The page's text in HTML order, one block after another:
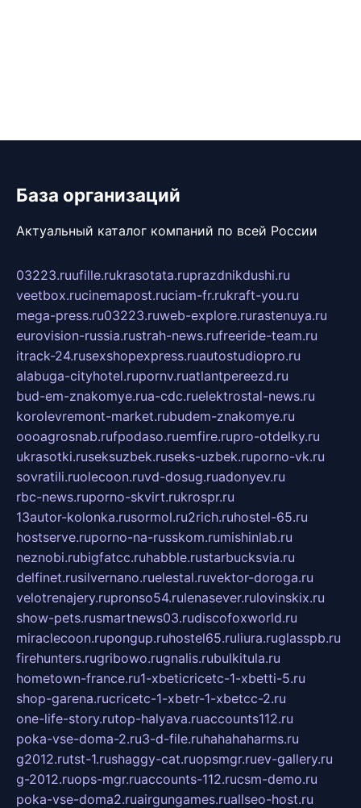
База организаций
Актуальный каталог компаний по всей России
03223.ruufille.rukrasotata.ruprazdnikdushi.ru
veetbox.rucinemapost.ruciam-fr.rukraft-you.ru
mega-press.ru03223.ruweb-explore.rurastenuya.ru
eurovision-russia.rustrah-news.rufreeride-team.ru
itrack-24.rusexshopexpress.ruautostudiopro.ru
alabuga-cityhotel.rupornv.ruatlantpereezd.ru
bud-em-znakomye.rua-cdc.ruelektrostal-news.ru
korolevremont-market.rubudem-znakomye.ru
oooagrosnab.rufpodaso.ruemfire.rupro-otdelky.ru
ukrasotki.ruseksuzbek.ruseks-uzbek.ruporno-vk.ru
sovratili.ruolecoon.ruvd-dosug.ruadonyev.ru
rbc-news.ruporno-skvirt.rukrospr.ru
13autor-kolonka.rusormol.ru2rich.ruhostel-65.ru
hostserve.ruporno-na-russkom.rumishinlab.ru
neznobi.rubigfatcc.ruhabble.rustarbucksvia.ru
delfinet.rusilvernano.ruelestal.ruvektor-doroga.ru
velotrenajery.rupronso54.rulenasever.rulovinskix.ru
show-pets.rusmartnews03.rudiscofoxworld.ru
miraclecoon.rupongup.ruhostel65.ruliura.ruglasspb.ru
firehunters.rugribowo.rugnalis.rubulkitula.ru
hometown-france.ru1-xbeticricetc-1-xbetti-5.ru
shop-garena.rucricetc-1-xbetr-1-xbetcc-2.ru
one-life-story.rutop-halyava.ruaccounts112.ru
poka-vse-doma-2.ru3-d-file.ruhahahaharms.ru
g2012.rutst-1.rushaggy-cat.ruopsmgr.ruev-gallery.ru
g-2012.ruops-mgr.ruaccounts-112.rucsm-demo.ru
poka-vse-doma2.ruairgungames.ruallseo-host.ru